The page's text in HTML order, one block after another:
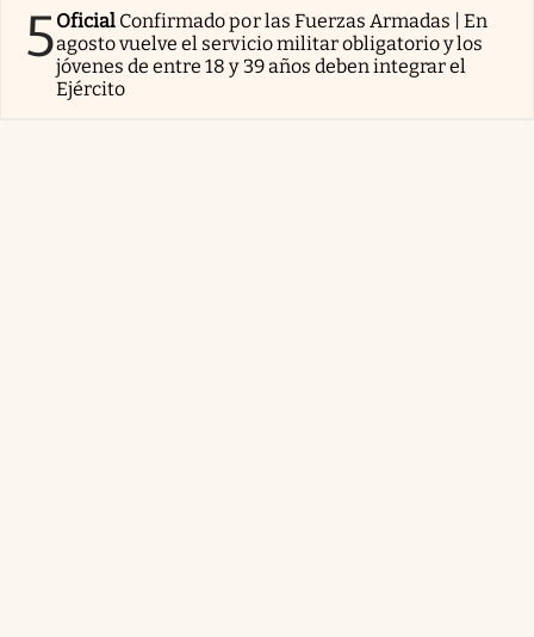
5Oficial Confirmado por las Fuerzas Armadas | En
agosto vuelve el servicio militar obligatorio y los
jóvenes de entre 18 y 39 años deben integrar el
Ejército